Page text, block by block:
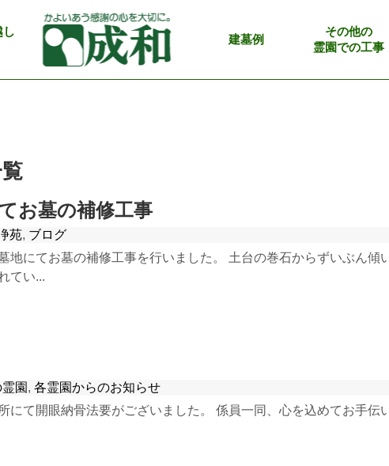
し
建墓例
その他の
霊園での工事
お墓の補修工事
苑, ブログ
地にてお墓の補修工事を行いました。 土台の巻石からずいぶん傾
てい...
園 ,各霊園からのお知らせ
にて開眼納骨法要がございました。 係員一同、心を込めてお手伝